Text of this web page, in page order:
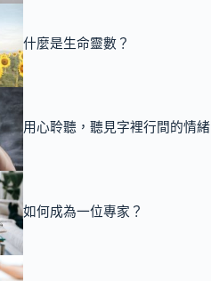
什麼是生命靈數？
用心聆聽，聽見字裡行間的情緒
如何成為一位專家？